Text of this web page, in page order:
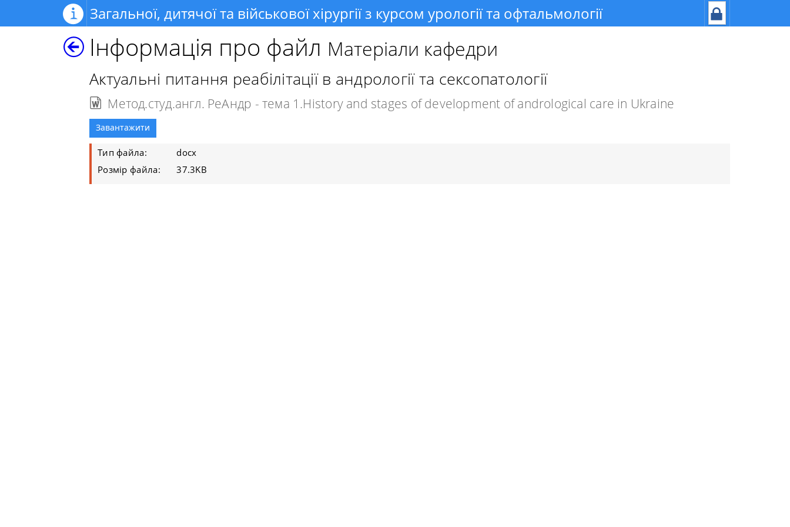
Загальної, дитячої та військової хірургії з курсом урології та офтальмології
Інформація про файл Матеріали кафедри
Актуальні питання реабілітації в андрології та сексопатології
Метод.студ.англ. РеАндр - тема 1.History and stages of development of andrological care in Ukraine
Завантажити
Тип файла:
docx
Розмір файла:
37.3KB